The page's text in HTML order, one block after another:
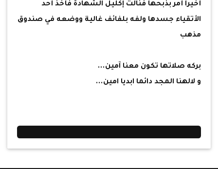
أخيرا أمر بذبحها فنالت إكليل الشهادة فأخذ أحد
الأتقياء جسدها ولفه بلفائف غالية ووضعه في صندوق
مذهب
بركه صلاتها تكون معنا آمين...
و لالهنا المجد دائما ابديا امين...